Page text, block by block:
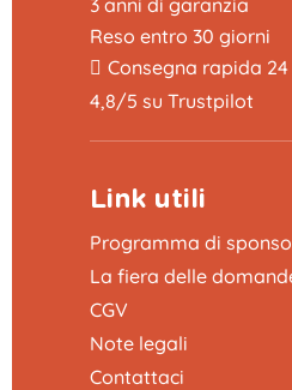
Reso entro 30 giorni
Consegna rapida 24
4,8/5 su Trustpilot
Link utili
Programma di
La fiera delle
CGV
Note legali
Contattaci